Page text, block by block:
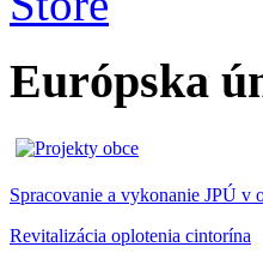
Európska
Spracovanie a vykonanie JPÚ v
Revitalizácia oplotenia cintorína